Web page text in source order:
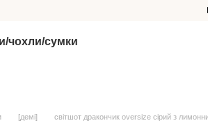
чохли/сумки
[демі] світшот дракончик oversize сірий з